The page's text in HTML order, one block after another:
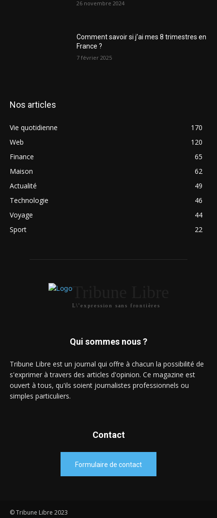
26 novembre 2024
Comment savoir si j’ai mes 8 trimestres en
France ?
7 février 2025
Nos articles
Vie quotidienne
170
Web
120
Finance
65
Maison
62
Actualité
49
Technologie
46
Voyage
44
Sport
22
Tribune Libre
L\'expression sans frontières
Qui sommes nous ?
Tribune Libre est un journal qui offre à chacun la possibilité de
s'exprimer à travers des articles d'opinion. Ce magazine est
ouvert à tous, qu'ils soient journalistes professionnels ou
simples particuliers.
Contact
Formulaire de contact
© Tribune Libre 2023